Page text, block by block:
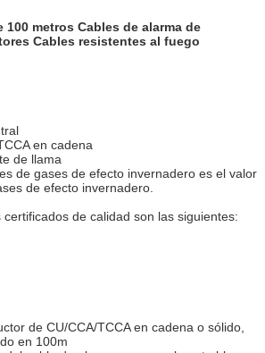
metros Cables de alarma de
Cables resistentes al fuego
en cadena
de llama
de gases de efecto invernadero es el valor
de efecto invernadero.
de calidad son las siguientes:
de CU/CCA/TCCA en cadena o sólido,
en 100m